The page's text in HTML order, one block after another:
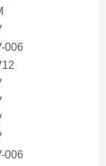
006
006